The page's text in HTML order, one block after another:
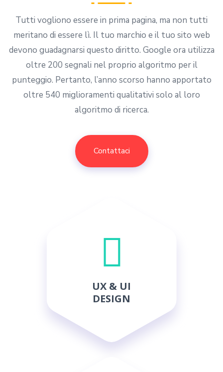
Tutti vogliono essere in prima pagina, ma non tutti
meritano di essere lì. Il tuo marchio e il tuo sito web
devono guadagnarsi questo diritto. Google ora utilizza
oltre 200 segnali nel proprio algoritmo per il
punteggio. Pertanto, l’anno scorso hanno apportato
oltre 540 miglioramenti qualitativi solo al loro
algoritmo di ricerca.
Contattaci
UX & UI
DESIGN